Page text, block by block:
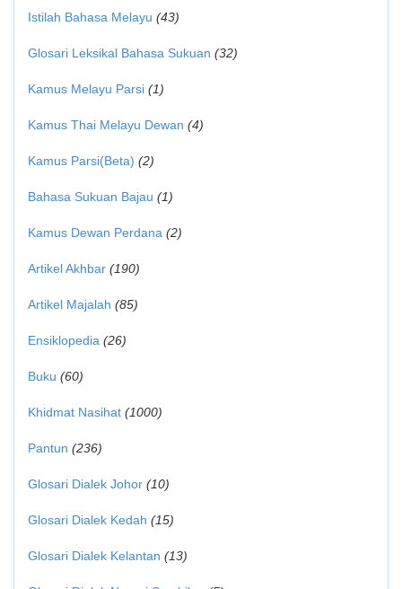
Istilah Bahasa Melayu (43)
Glosari Leksikal Bahasa Sukuan (32)
Kamus Melayu Parsi (1)
Kamus Thai Melayu Dewan (4)
Kamus Parsi(Beta) (2)
Bahasa Sukuan Bajau (1)
Kamus Dewan Perdana (2)
Artikel Akhbar (190)
Artikel Majalah (85)
Ensiklopedia (26)
Buku (60)
Khidmat Nasihat (1000)
Pantun (236)
Glosari Dialek Johor (10)
Glosari Dialek Kedah (15)
Glosari Dialek Kelantan (13)